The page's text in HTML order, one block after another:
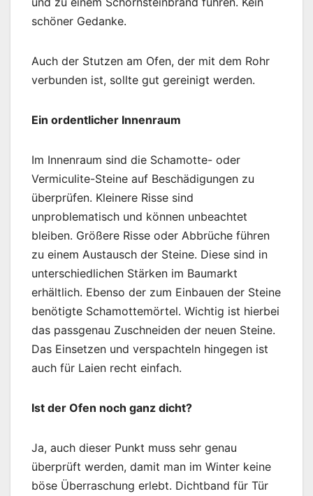
schöner Gedanke.
Auch der Stutzen am Ofen, der mit dem Rohr
verbunden ist, sollte gut gereinigt werden.
Ein ordentlicher Innenraum
Im Innenraum sind die Schamotte- oder
Vermiculite-Steine auf Beschädigungen zu
überprüfen. Kleinere Risse sind
unproblematisch und können unbeachtet
bleiben. Größere Risse oder Abbrüche führen
zu einem Austausch der Steine. Diese sind in
unterschiedlichen Stärken im Baumarkt
erhältlich. Ebenso der zum Einbauen der Steine
benötigte Schamottemörtel. Wichtig ist hierbei
das passgenau Zuschneiden der neuen Steine.
Das Einsetzen und verspachteln hingegen ist
auch für Laien recht einfach.
Ist der Ofen noch ganz dicht?
Ja, auch dieser Punkt muss sehr genau
überprüft werden, damit man im Winter keine
böse Überraschung erlebt. Dichtband für Tür